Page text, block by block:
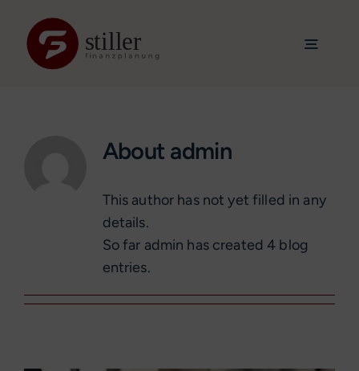
content
Toggle
About admin
This author has not yet filled in any
details.
So far admin has created 4 blog
entries.